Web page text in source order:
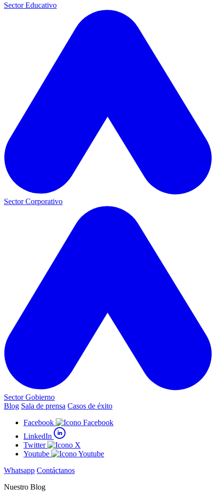
Sector Educativo
Sector Corporativo
Sector Gobierno
Blog Sala de prensa Casos de éxito
Facebook
LinkedIn
Twitter
Youtube
Whatsapp Contáctanos
Nuestro Blog